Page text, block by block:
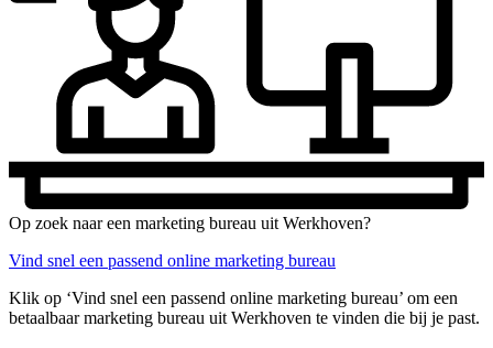
Op zoek naar een marketing bureau uit Werkhoven?
Vind snel een passend online marketing bureau
Klik op ‘Vind snel een passend online marketing bureau’ om een
betaalbaar marketing bureau uit Werkhoven te vinden die bij je past.